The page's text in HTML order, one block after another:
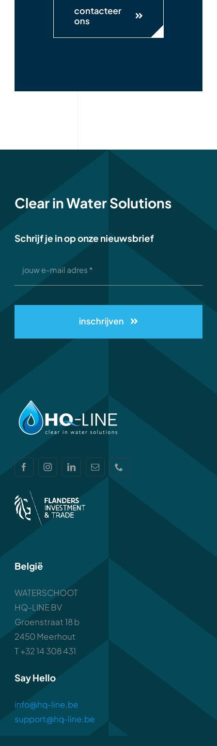
contacteer
ons
Clear in Water Solutions
Schrijf je in op onze nieuwsbrief
inschrijven
België
WATERSCHOOT
HQ-LINE BV
Groenstraat 18 b
2450 Meerhout
T +32 14 308 431
Say Hello
info@hq-line.be
support@hq-line.be